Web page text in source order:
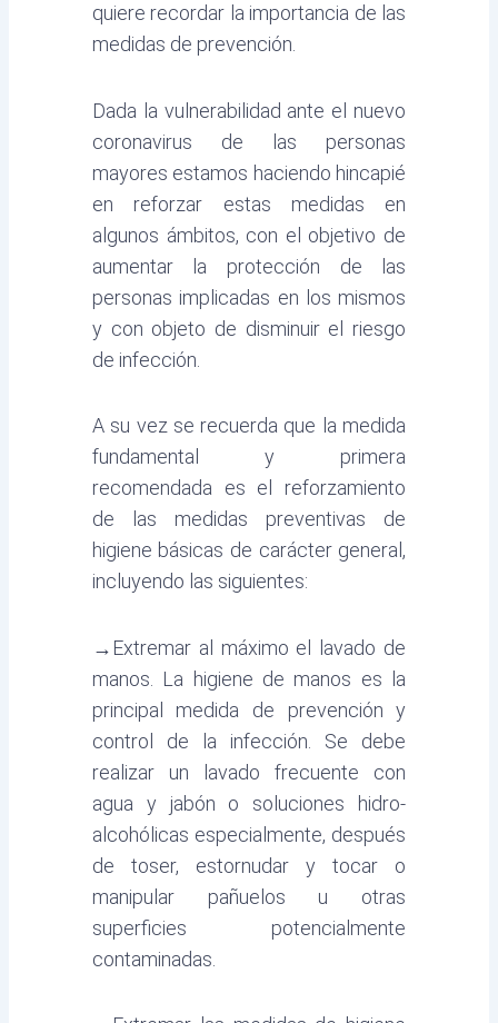
quiere recordar la importancia de las
medidas de prevención.
Dada la vulnerabilidad ante el nuevo
coronavirus de las personas
mayores estamos haciendo hincapié
en reforzar estas medidas en
algunos ámbitos, con el objetivo de
aumentar la protección de las
personas implicadas en los mismos
y con objeto de disminuir el riesgo
de infección.
A su vez se recuerda que la medida
fundamental y primera
recomendada es el reforzamiento
de las medidas preventivas de
higiene básicas de carácter general,
incluyendo las siguientes:
→ Extremar al máximo el lavado de
manos. La higiene de manos es la
principal medida de prevención y
control de la infección. Se debe
realizar un lavado frecuente con
agua y jabón o soluciones hidro-
alcohólicas especialmente, después
de toser, estornudar y tocar o
manipular pañuelos u otras
superficies potencialmente
contaminadas.